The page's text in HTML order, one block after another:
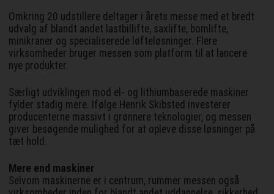
Omkring 20 udstillere deltager i årets messe med et bredt
udvalg af blandt andet lastbillifte, saxlifte, bomlifte,
minikraner og specialiserede løfteløsninger. Flere
virksomheder bruger messen som platform til at lancere
nye produkter.
Særligt udviklingen mod el- og lithiumbaserede maskiner
fylder stadig mere. Ifølge Henrik Skibsted investerer
producenterne massivt i grønnere teknologier, og messen
giver besøgende mulighed for at opleve disse løsninger på
tæt hold.
Mere end maskiner
Selvom maskinerne er i centrum, rummer messen også